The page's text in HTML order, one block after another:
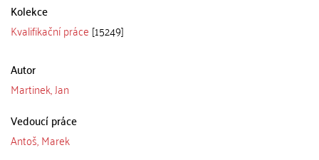
Kolekce
Kvalifikační práce [15249]
Autor
Martinek, Jan
Vedoucí práce
Antoš, Marek